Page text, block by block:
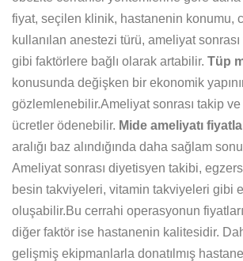
fiyat, seçilen klinik, hastanenin konumu,
kullanılan anestezi türü, ameliyat
gibi faktörlere bağlı olarak artabilir. Tüp
konusunda değişken bir ekonomik
gözlemlenebilir.Ameliyat sonrası takip
ücretler ödenebilir. Mide ameliyatı
aralığı baz alındığında daha sağlam
Ameliyat sonrası diyetisyen takibi,
besin takviyeleri, vitamin takviyeleri gibi
oluşabilir.Bu cerrahi operasyonun
diğer faktör ise hastanenin kalitesidir.
gelişmiş ekipmanlarla donatılmış